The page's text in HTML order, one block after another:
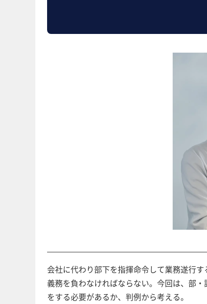
会社に代わり部下を指揮命令して業務遂行す
義務を負わなければならない。今回は、部
をする必要があるか、判例から考える。